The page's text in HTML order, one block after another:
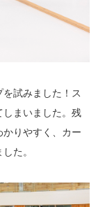
試みました！ ス
しまいました。残
りやすく、カー
た。